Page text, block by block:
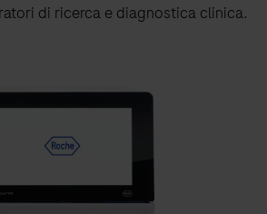
di ricerca e diagnostica clinica.